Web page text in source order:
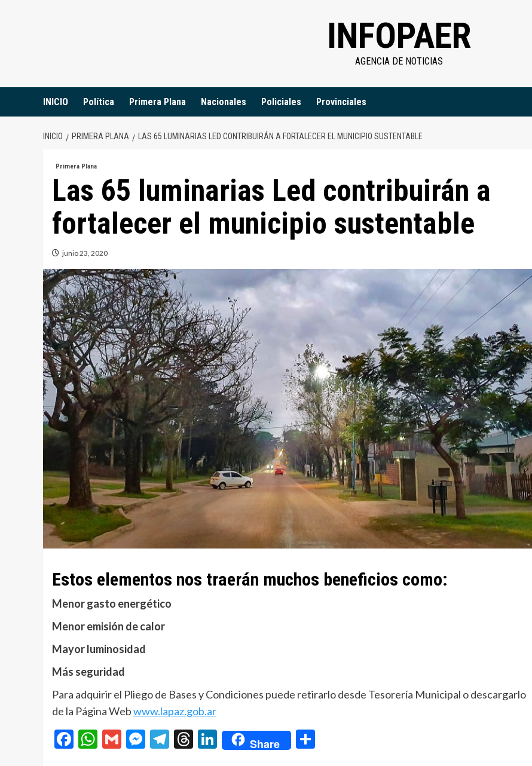
INFOPAER
AGENCIA DE NOTICIAS
INICIO Política Primera Plana Nacionales Policiales Provinciales
INICIO PRIMERA PLANA LAS 65 LUMINARIAS LED CONTRIBUIRÁN A FORTALECER EL MUNICIPIO SUSTENTABLE
Primera Plana
Las 65 luminarias Led contribuirán a
fortalecer el municipio sustentable
junio 23, 2020
Estos elementos nos traerán muchos beneficios como:
Menor gasto energético
Menor emisión de calor
Mayor luminosidad
Más seguridad
Para adquirir el Pliego de Bases y Condiciones puede retirarlo desde Tesorería Municipal o descargarlo
de la Página Webwww.lapaz.gob.ar
Facebook
WhatsApp
GmailMessenger
Telegram
Threads
LinkedIn
Share